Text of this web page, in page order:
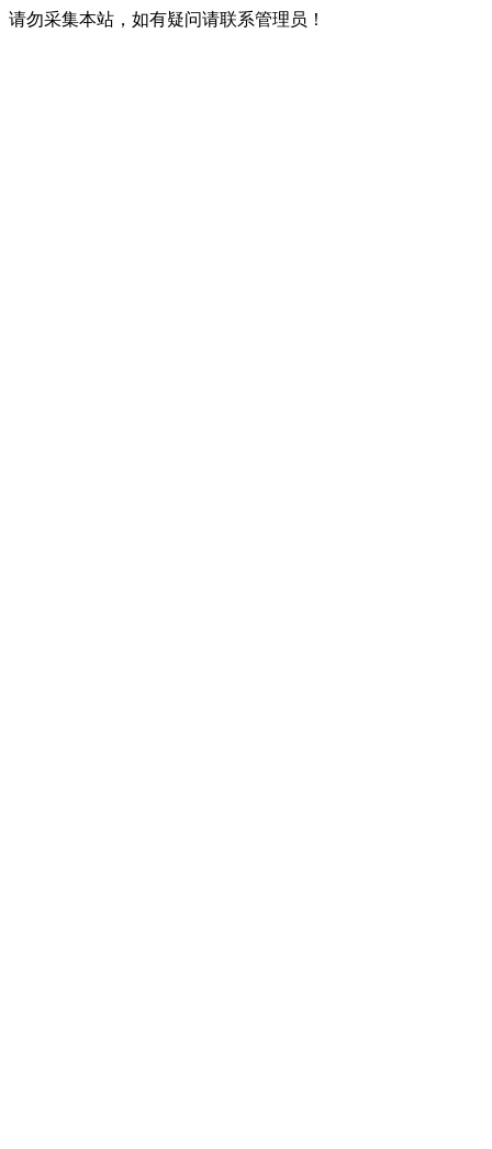
请勿采集本站，如有疑问请联系管理员！